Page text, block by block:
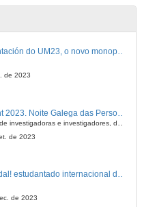
de 2020
Mazurca do Cachoupiño (Cástor e Félix Castro/Tor)
Presentación do UM23, o novo monopraza de UVigo Motorsport
de 2023
Centos de investigadoras e investigadores, decenas de actividades e sete cidades
de 2023
Bó Nadal! estudantado internacional da Universidade de Vigo
de 2023